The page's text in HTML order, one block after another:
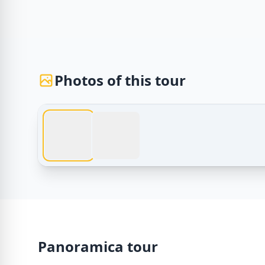
Photos of this tour
Tour dell'Egitto – quad tour sharm el sheikh |
Panoramica tour